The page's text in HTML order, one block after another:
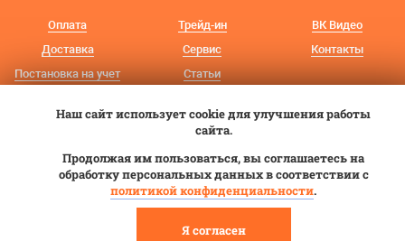
Оплата
Доставка
Постановка на учет
Трейд-ин
Сервис
Статьи
ВК Видео
Контакты
© 2012—2026 «Купи прицеп»™ (ООО «Авангард», ИНН 9723035587)
Наш сайт использует cookie для улучшения работы
сайта.
Продолжая им пользоваться, вы соглашаетесь на
обработку персональных данных в соответствии с
политикой конфиденциальности.
Я согласен